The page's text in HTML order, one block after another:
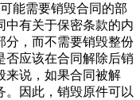
能需要销毁合同的部
中有关于保密条款的内
分，而不需要销毁整份
否应该在合同解除后销
来说，如果合同被解
。因此，销毁原件可以